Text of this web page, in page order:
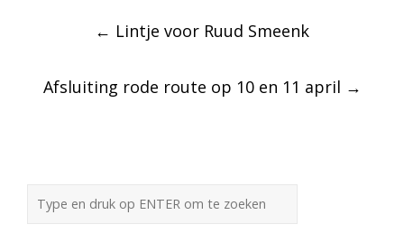
Post← Lintje voor Ruud Smeenk
Afsluiting rode route op 10 en 11 april →